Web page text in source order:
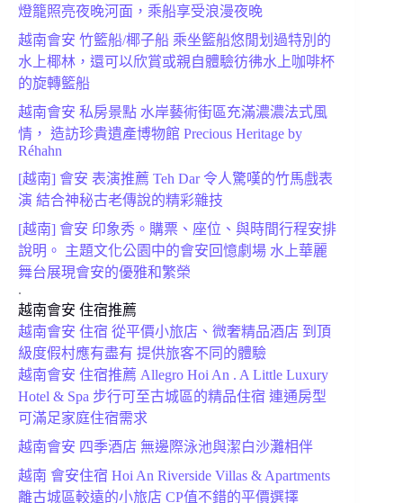
燈籠照亮夜晚河面，乘船享受浪漫夜晚
越南會安 竹籃船/椰子船 乘坐籃船悠閒划過特別的
水上椰林，還可以欣賞或親自體驗彷彿水上咖啡杯
的旋轉籃船
越南會安 私房景點 水岸藝術街區充滿濃濃法式風
情， 造訪珍貴遺產博物館 Precious Heritage by
Réhahn
[越南] 會安 表演推薦 Teh Dar 令人驚嘆的竹馬戲表
演 結合神秘古老傳說的精彩雜技
[越南] 會安 印象秀。購票、座位、與時間行程安排
說明。 主題文化公園中的會安回憶劇場 水上華麗
舞台展現會安的優雅和繁榮
.
越南會安 住宿推薦
越南會安 住宿 從平價小旅店、微奢精品酒店 到頂
級度假村應有盡有 提供旅客不同的體驗
越南會安 住宿推薦 Allegro Hoi An . A Little Luxury
Hotel & Spa 步行可至古城區的精品住宿 連通房型
可滿足家庭住宿需求
越南會安 四季酒店 無邊際泳池與潔白沙灘相伴
越南 會安住宿 Hoi An Riverside Villas & Apartments
離古城區較遠的小旅店 CP值不錯的平價選擇